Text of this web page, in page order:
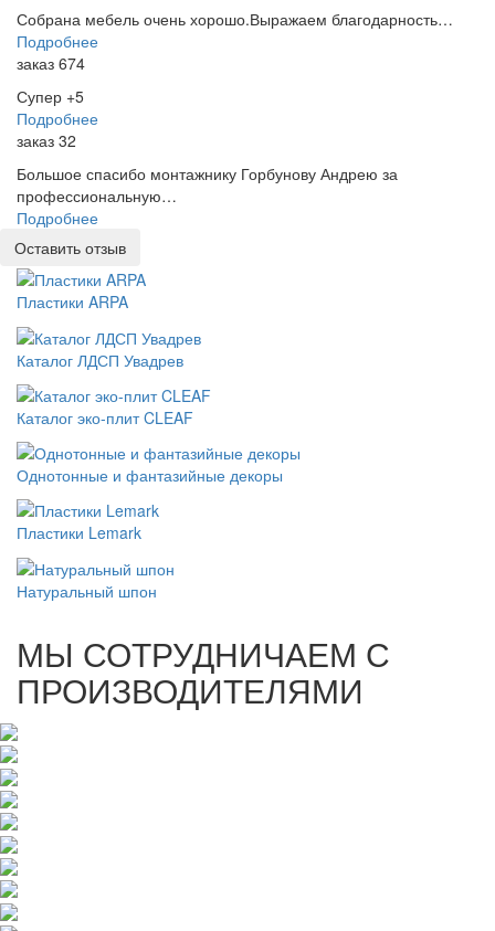
Собрана мебель очень хорошо.Выражаем благодарность…
Подробнее
заказ 674
Супер +5
Подробнее
заказ 32
Большое спасибо монтажнику Горбунову Андрею за
профессиональную…
Подробнее
Оставить отзыв
Пластики ARPA
Каталог ЛДСП Увадрев
Каталог эко-плит CLEAF
Однотонные и фантазийные декоры
Пластики Lemark
Натуральный шпон
МЫ СОТРУДНИЧАЕМ С
ПРОИЗВОДИТЕЛЯМИ